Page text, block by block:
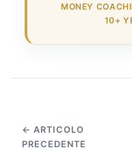
MONEY
10+
← ARTICOLO
PRECEDENTE